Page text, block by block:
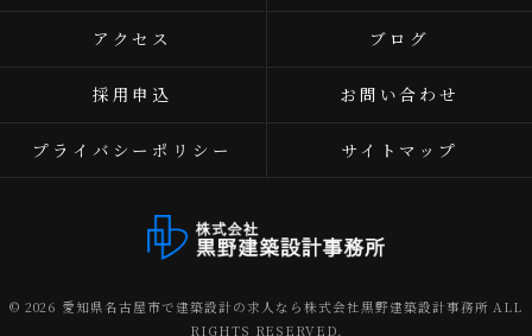
アクセス ブログ
採用申込 お問い合わせ
プライバシーポリシー サイトマップ
© 2026 愛知県名古屋市で建築設計の求人なら株式会社黒野建築設計事務所 ALL
RIGHTS RESERVED.